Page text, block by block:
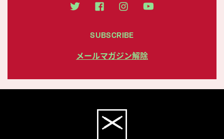
SUBSCRIBE
メールマガジン解除